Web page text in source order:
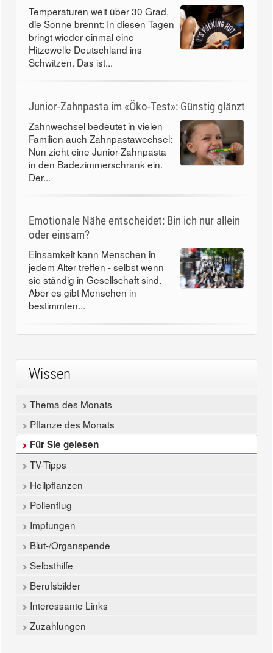
Temperaturen weit über 30 Grad,
die Sonne brennt: In diesen Tagen
bringt wieder einmal eine
Hitzewelle Deutschland ins
Schwitzen. Das ist...
Junior-Zahnpasta im «Öko-Test»: Günstig glänzt
Zahnwechsel bedeutet in vielen
Familien auch Zahnpastawechsel:
Nun zieht eine Junior-Zahnpasta
in den Badezimmerschrank ein.
Der...
Emotionale Nähe entscheidet: Bin ich nur allein
oder einsam?
Einsamkeit kann Menschen in
jedem Alter treffen - selbst wenn
sie ständig in Gesellschaft sind.
Aber es gibt Menschen in
bestimmten...
Wissen
Thema des Monats
Pflanze des Monats
Für Sie gelesen
TV-Tipps
Heilpflanzen
Pollenflug
Impfungen
Blut-/Organspende
Selbsthilfe
Berufsbilder
Interessante Links
Zuzahlungen